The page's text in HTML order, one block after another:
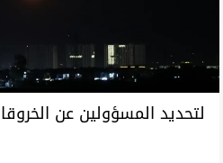
لتحديد المسؤولين عن
يتحرى عن مسيّرات